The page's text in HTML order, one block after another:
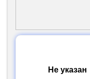
Не указан